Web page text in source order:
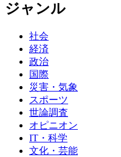
ジャンル
社会
経済
政治
国際
災害・気象
スポーツ
世論調査
オピニオン
IT・科学
文化・芸能